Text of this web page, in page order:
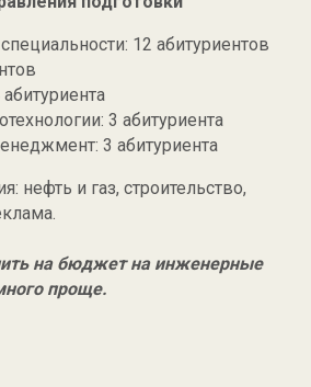
12 абитуриентов
3 абитуриента
3 абитуриента
нефть и газ, строительство,
на бюджет на инженерные
проще.